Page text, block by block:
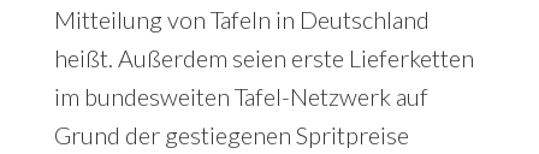
Mitteilung von Tafeln in Deutschland
heißt. Außerdem seien erste Lieferketten
im bundesweiten Tafel-Netzwerk auf
Grund der gestiegenen Spritpreise